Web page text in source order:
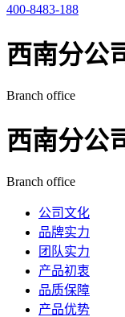
400-8483-188
西南分公
Branch office
西南分公
Branch office
公司文化
品牌实力
团队实力
产品初衷
品质保障
产品优势